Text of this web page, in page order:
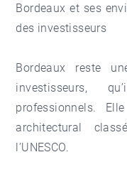
Bordeaux et ses
des investisseurs
Bordeaux reste
investisseurs,
professionnels.
architectural
l’UNESCO.